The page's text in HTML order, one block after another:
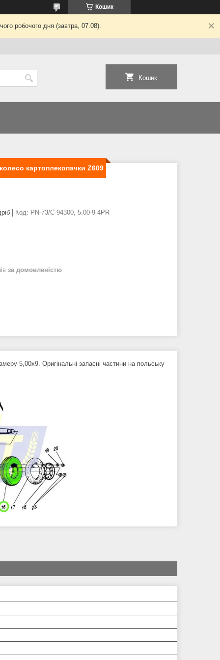
Кошик
робочого дня (завтра, 07.08).
Кошик
картоплекопачки Z609
Код: PN-73/C-94300, 5.00-9 4PR
за домовленістю
5,00х9. Оригінальні запасні частини на польську